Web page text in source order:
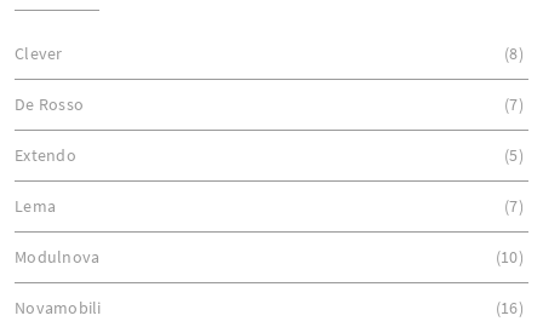
Clever 8
De Rosso 7
Extendo 5
Lema 7
Modulnova 10
Novamobili 16